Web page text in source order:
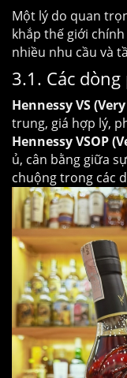
Một lý do quan
khắp thế giới
nhiều nhu cầu và
3.1. Các
Hennessy VS
trung, giá hợp lý,
Hennessy VSOP
ủ, cân bằng giữa
chuộng trong các